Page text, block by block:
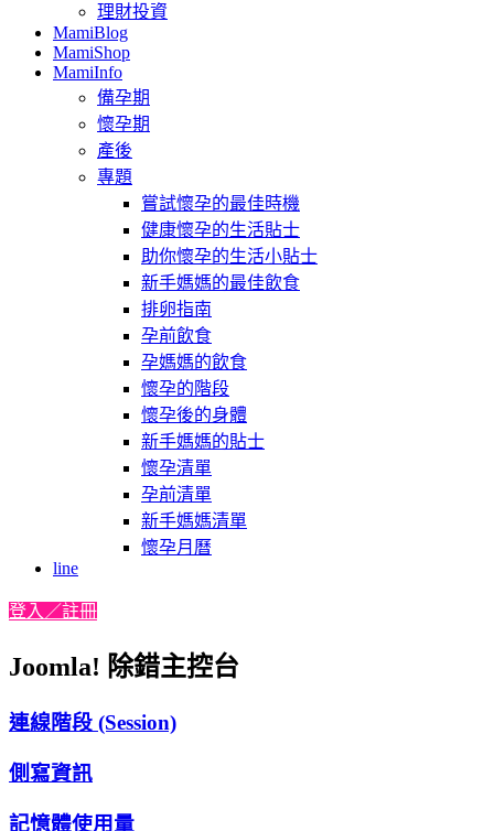
理財投資
MamiBlog
MamiShop
MamiInfo
備孕期
懷孕期
產後
專題
嘗試懷孕的最佳時機
健康懷孕的生活貼士
助你懷孕的生活小貼士
新手媽媽的最佳飲食
排卵指南
孕前飲食
孕媽媽的飲食
懷孕的階段
懷孕後的身體
新手媽媽的貼士
懷孕清單
孕前清單
新手媽媽清單
懷孕月曆
line
登入／註冊
Joomla! 除錯主控台
連線階段 (Session)
側寫資訊
記憶體使用量